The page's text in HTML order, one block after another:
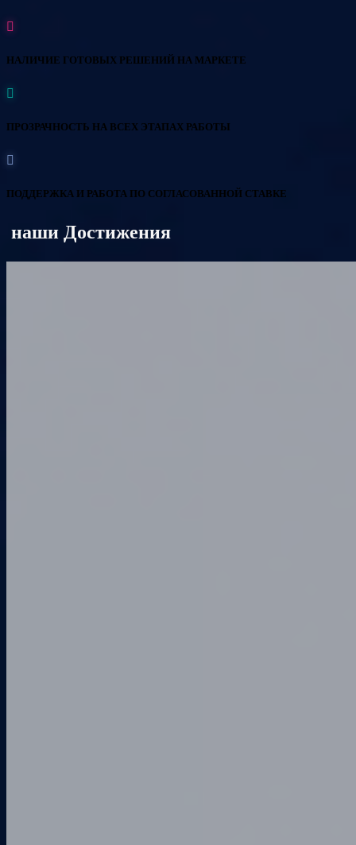
НАЛИЧИЕ ГОТОВЫХ РЕШЕНИЙ НА МАРКЕТЕ
ПРОЗРАЧНОСТЬ НА ВСЕХ ЭТАПАХ РАБОТЫ
ПОДДЕРЖКА И РАБОТА ПО СОГЛАСОВАННОЙ СТАВКЕ
наши Достижения